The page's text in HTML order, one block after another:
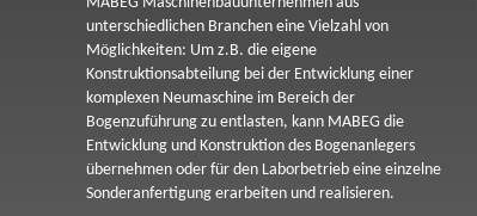
unterschiedlichen Branchen eine Vielzahl von
Möglichkeiten: Um z.B. die eigene
Konstruktionsabteilung bei der Entwicklung einer
komplexen Neumaschine im Bereich der
Bogenzuführung zu entlasten, kann MABEG die
Entwicklung und Konstruktion des Bogenanlegers
übernehmen oder für den Laborbetrieb eine einzelne
Sonderanfertigung erarbeiten und realisieren.